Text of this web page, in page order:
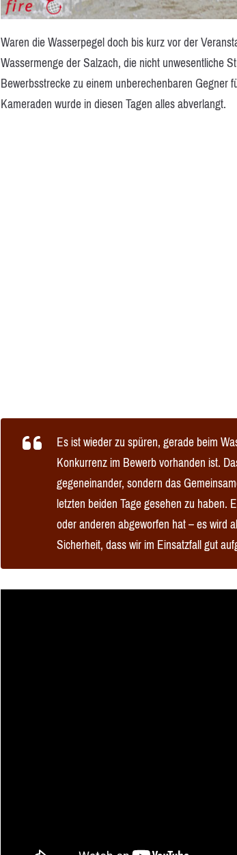
Waren die Wasserpegel doch bis kurz vor der
Wassermenge der Salzach, die nicht unwesentliche
Bewerbsstrecke zu einem unberechenbaren
Kameraden wurde in diesen Tagen alles abverlangt.
Es ist wieder zu spüren, gerade beim
Konkurrenz im Bewerb vorhanden ist.
gegeneinander, sondern das
letzten beiden Tage gesehen zu haben.
oder anderen abgeworfen hat – es wird
Sicherheit, dass wir im Einsatzfall gut